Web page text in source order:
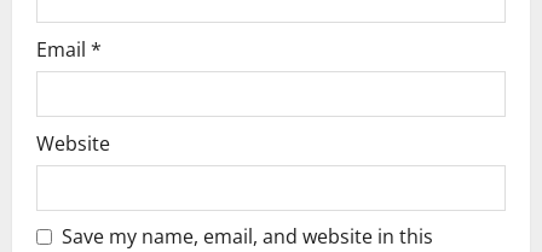
Email *
Website
Save my name, email, and website in this